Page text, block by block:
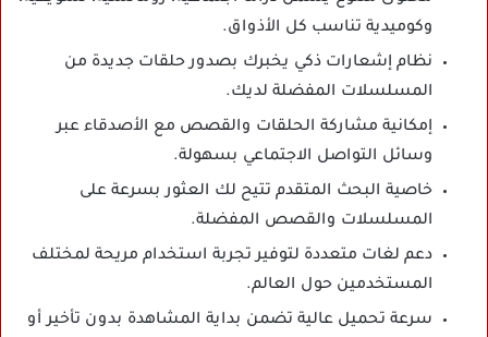
وكوميدية تناسب كل الأذواق.
نظام إشعارات ذكي يخبرك بصدور حلقات جديدة من
المسلسلات المفضلة لديك.
إمكانية مشاركة الحلقات والقصص مع الأصدقاء عبر
وسائل التواصل الاجتماعي بسهولة.
خاصية البحث المتقدم تتيح لك العثور بسرعة على
المسلسلات والقصص المفضلة.
دعم لغات متعددة لتوفير تجربة استخدام مريحة لمختلف
المستخدمين حول العالم.
سرعة تحميل عالية تضمن بداية المشاهدة بدون تأخير أو